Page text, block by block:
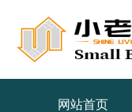
网站首页